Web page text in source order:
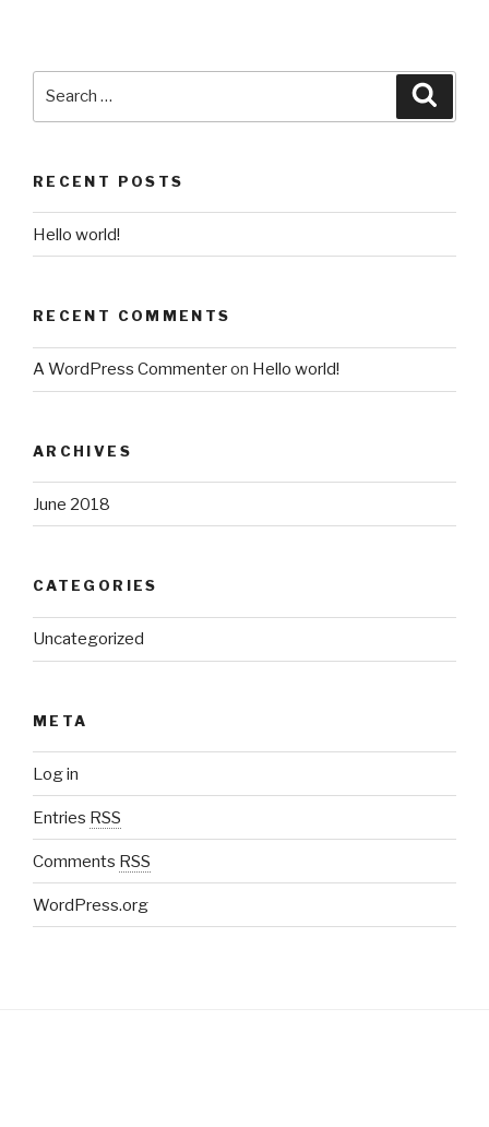
RECENT POSTS
Hello world!
RECENT COMMENTS
A WordPress Commenteron Hello world!
ARCHIVES
June 2018
CATEGORIES
Uncategorized
META
Log in
Entries RSS
Comments RSS
WordPress.org